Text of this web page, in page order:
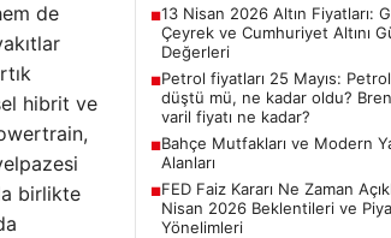
de
hibrit ve
birlikte
■13 Nisan 2026 Altın Fiyatları:
Çeyrek ve Cumhuriyet Altını
Değerleri
■Petrol fiyatları 25 Mayıs:
düştü mü, ne kadar oldu?
varil fiyatı ne kadar?
■Bahçe Mutfakları ve Modern
Alanları
■FED Faiz Kararı Ne Zaman
Nisan 2026 Beklentileri ve
Yönelimleri